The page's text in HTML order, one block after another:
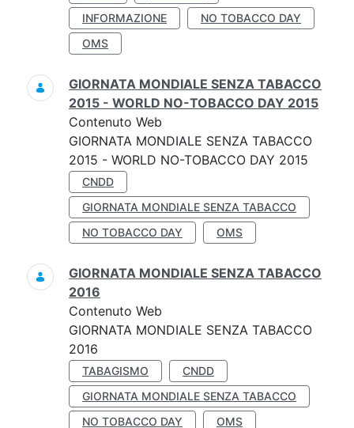
INFORMAZIONE
NO TOBACCO DAY
OMS
GIORNATA MONDIALE SENZA TABACCO
2015 - WORLD NO-TOBACCO DAY 2015
Contenuto Web
GIORNATA MONDIALE SENZA TABACCO
2015 - WORLD NO-TOBACCO DAY 2015
CNDD
GIORNATA MONDIALE SENZA TABACCO
NO TOBACCO DAY
OMS
GIORNATA MONDIALE SENZA TABACCO
2016
Contenuto Web
GIORNATA MONDIALE SENZA TABACCO
2016
TABAGISMO
CNDD
GIORNATA MONDIALE SENZA TABACCO
NO TOBACCO DAY
OMS